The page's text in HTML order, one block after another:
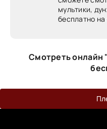
мультики,
бесплатно на
Смотреть онлайн